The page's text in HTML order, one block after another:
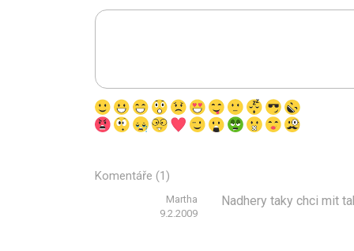
Komentáře (1)
Martha
9.2.2009
Nadhery taky chci mit